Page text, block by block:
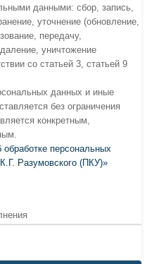
данными: сбор, запись,
уточнение (обновление,
передачу,
уничтожение
со статьей 3, статьей 9
данных и иные
без ограничения
конкретным,
персональных
Разумовского (ПКУ)»